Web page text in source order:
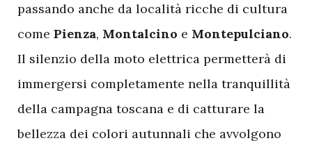
passando anche da località ricche di cultura
come Pienza, Montalcino e Montepulciano.
Il silenzio della moto elettrica permetterà di
immergersi completamente nella tranquillità
della campagna toscana e di catturare la
bellezza dei colori autunnali che avvolgono